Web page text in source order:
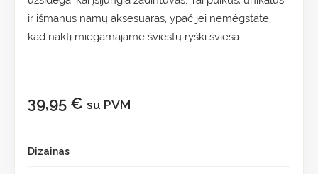
ir išmanus namų aksesuaras, ypač jei nemėgstate,
kad naktį miegamajame šviestų ryški šviesa.
39,95 € su PVM
Dizainas